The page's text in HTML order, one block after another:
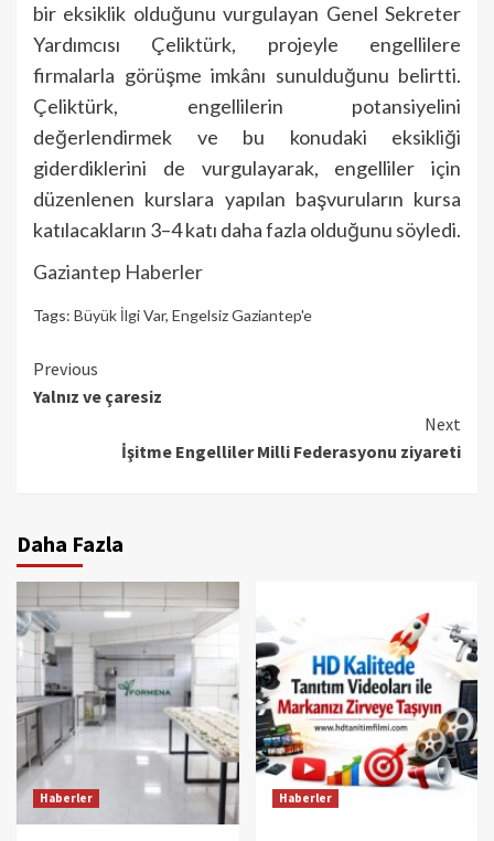
bir eksiklik olduğunu vurgulayan Genel Sekreter
Yardımcısı Çeliktürk, projeyle engellilere
firmalarla görüşme imkânı sunulduğunu belirtti.
Çeliktürk, engellilerin potansiyelini
değerlendirmek ve bu konudaki eksikliği
giderdiklerini de vurgulayarak, engelliler için
düzenlenen kurslara yapılan başvuruların kursa
katılacakların 3–4 katı daha fazla olduğunu söyledi.
Gaziantep Haberler
Tags: Büyük İlgi Var, Engelsiz Gaziantep'e
Continue
Reading
Previous
Yalnız ve çaresiz
Next
İşitme Engelliler Milli Federasyonu ziyareti
Daha Fazla
Haberler Haberler